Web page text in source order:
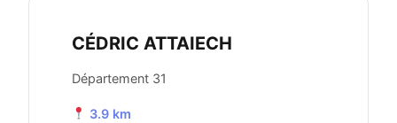
CÉDRIC ATTAIECH
Département 31
3.9 km